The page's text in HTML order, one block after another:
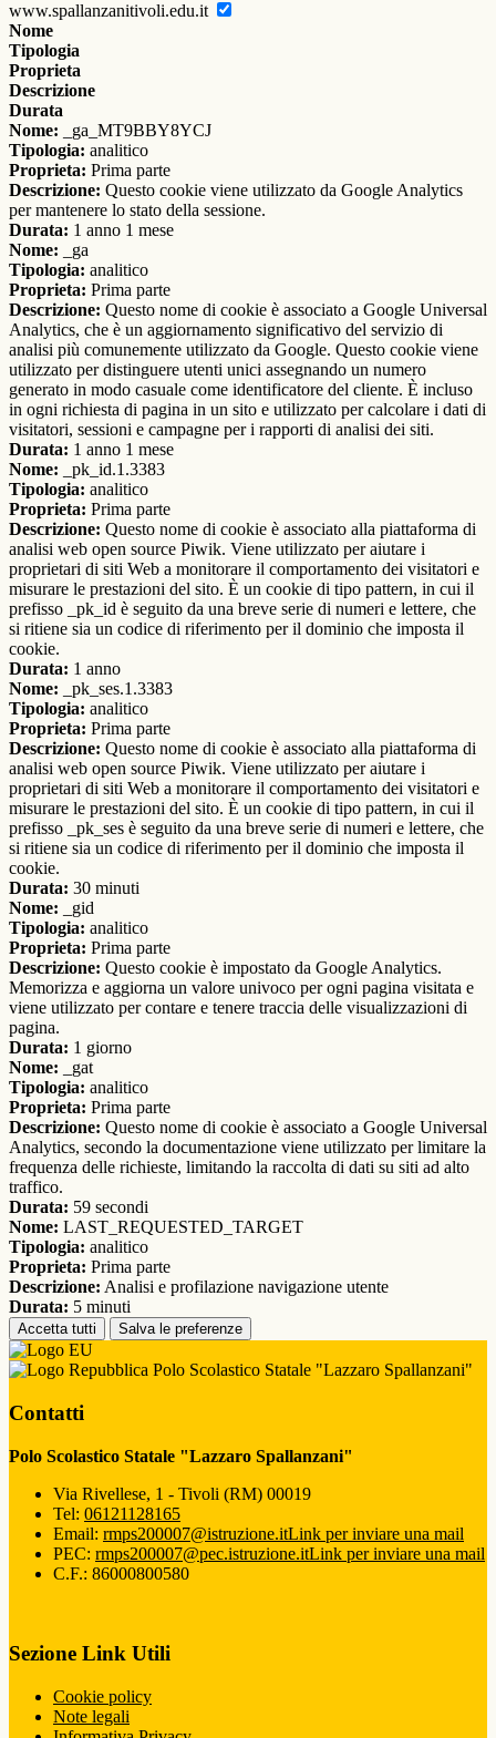
www.spallanzanitivoli.edu.it
Nome
Tipologia
Proprieta
Descrizione
Durata
Nome: _ga_MT9BBY8YCJ
Tipologia: analitico
Proprieta: Prima parte
Descrizione: Questo cookie viene utilizzato da Google Analytics
per mantenere lo stato della sessione.
Durata: 1 anno 1 mese
Nome: _ga
Tipologia: analitico
Proprieta: Prima parte
Descrizione: Questo nome di cookie è associato a Google Universal
Analytics, che è un aggiornamento significativo del servizio di
analisi più comunemente utilizzato da Google. Questo cookie viene
utilizzato per distinguere utenti unici assegnando un numero
generato in modo casuale come identificatore del cliente. È incluso
in ogni richiesta di pagina in un sito e utilizzato per calcolare i dati di
visitatori, sessioni e campagne per i rapporti di analisi dei siti.
Durata: 1 anno 1 mese
Nome: _pk_id.1.3383
Tipologia: analitico
Proprieta: Prima parte
Descrizione: Questo nome di cookie è associato alla piattaforma di
analisi web open source Piwik. Viene utilizzato per aiutare i
proprietari di siti Web a monitorare il comportamento dei visitatori e
misurare le prestazioni del sito. È un cookie di tipo pattern, in cui il
prefisso _pk_id è seguito da una breve serie di numeri e lettere, che
si ritiene sia un codice di riferimento per il dominio che imposta il
cookie.
Durata: 1 anno
Nome: _pk_ses.1.3383
Tipologia: analitico
Proprieta: Prima parte
Descrizione: Questo nome di cookie è associato alla piattaforma di
analisi web open source Piwik. Viene utilizzato per aiutare i
proprietari di siti Web a monitorare il comportamento dei visitatori e
misurare le prestazioni del sito. È un cookie di tipo pattern, in cui il
prefisso _pk_ses è seguito da una breve serie di numeri e lettere, che
si ritiene sia un codice di riferimento per il dominio che imposta il
cookie.
Durata: 30 minuti
Nome: _gid
Tipologia: analitico
Proprieta: Prima parte
Descrizione: Questo cookie è impostato da Google Analytics.
Memorizza e aggiorna un valore univoco per ogni pagina visitata e
viene utilizzato per contare e tenere traccia delle visualizzazioni di
pagina.
Durata: 1 giorno
Nome: _gat
Tipologia: analitico
Proprieta: Prima parte
Descrizione: Questo nome di cookie è associato a Google Universal
Analytics, secondo la documentazione viene utilizzato per limitare la
frequenza delle richieste, limitando la raccolta di dati su siti ad alto
traffico.
Durata: 59 secondi
Nome: LAST_REQUESTED_TARGET
Tipologia: analitico
Proprieta: Prima parte
Descrizione: Analisi e profilazione navigazione utente
Durata: 5 minuti
Accetta tutti Salva le preferenze
Polo Scolastico Statale "Lazzaro Spallanzani"
Contatti
Polo Scolastico Statale "Lazzaro Spallanzani"
Via Rivellese, 1 - Tivoli (RM) 00019
Tel: 06121128165
Email: rmps200007@istruzione.itLink per inviare una mail
PEC: rmps200007@pec.istruzione.itLink per inviare una mail
C.F.: 86000800580
Sezione Link Utili
Cookie policy
Note legali